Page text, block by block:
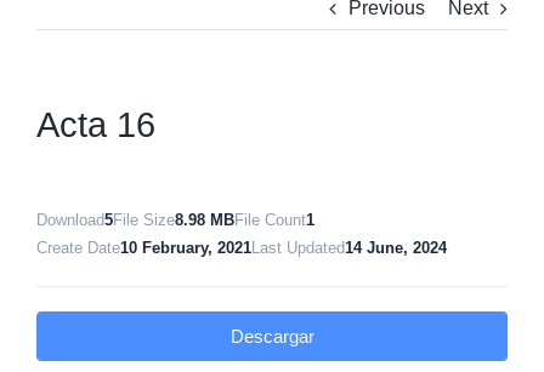
Previous Next
Acta 16
Download5File Size8.98 MBFile Count1
Create Date10 February, 2021 Last Updated 14 June, 2024
Descargar